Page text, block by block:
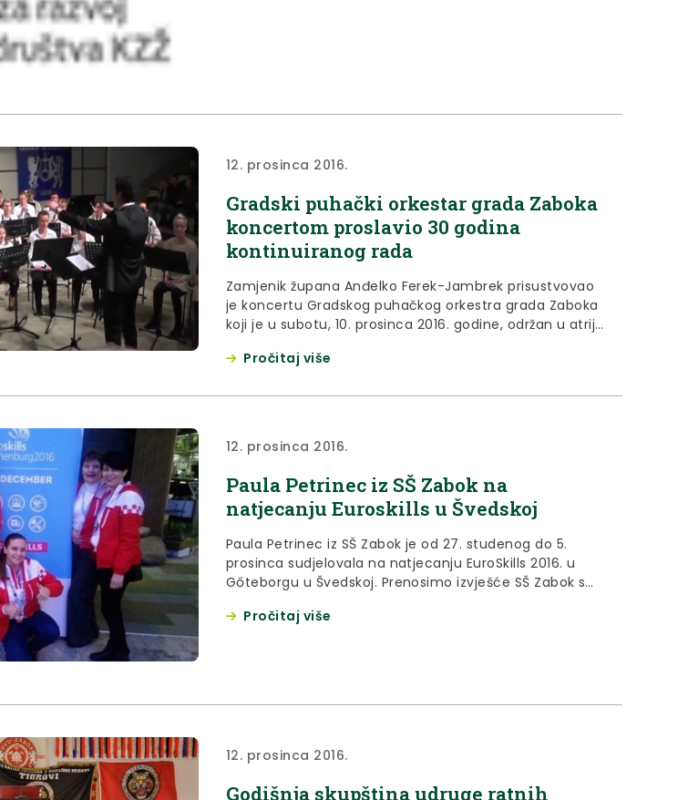
12. prosinca 2016.
Gradski puhački orkestar grada Zaboka
koncertom proslavio 30 godina
kontinuiranog rada
Zamjenik župana Anđelko Ferek-Jambrek prisustvovao
je koncertu Gradskog puhačkog orkestra grada Zaboka
koji je u subotu, 10. prosinca 2016. godine, održan u atriju
trideset godina kontinuiranog rada GPO Zabok.
Pročitaj više
12. prosinca 2016.
Paula Petrinec iz SŠ Zabok na
natjecanju Euroskills u Švedskoj
Paula Petrinec iz SŠ Zabok je od 27. studenog do 5.
prosinca sudjelovala na natjecanju EuroSkills 2016. u
Gőteborgu u Švedskoj. Prenosimo izvješće SŠ Zabok s
Pročitaj više
12. prosinca 2016.
Godišnja skupština udruge ratnih